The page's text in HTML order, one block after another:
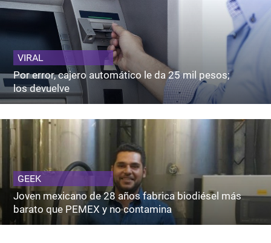
VIRAL
Por error, cajero automático le da 25 mil pesos;
los devuelve
GEEK
Joven mexicano de 28 años fabrica biodiésel más
barato que PEMEX y no contamina